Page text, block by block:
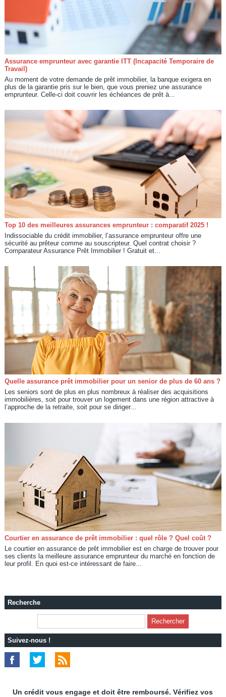
Assurance emprunteur avec garantie ITT (Incapacité Temporaire de
Travail)
Au moment de votre demande de prêt immobilier, la banque exigera en
plus de la garantie pris sur le bien, que vous preniez une assurance
emprunteur. Celle-ci doit couvrir les échéances de prêt à...
Top 10 des meilleures assurances emprunteur : comparatif 2025 !
Indissociable du crédit immobilier, l’assurance emprunteur offre une
sécurité au prêteur comme au souscripteur. Quel contrat choisir ?
Comparateur Assurance Prêt Immobilier ! Gratuit et...
Quelle assurance prêt immobilier pour un senior de plus de 60 ans ?
Les seniors sont de plus en plus nombreux à réaliser des acquisitions
immobilières, soit pour trouver un logement dans une région attractive à
l’approche de la retraite, soit pour se diriger...
Courtier en assurance de prêt immobilier : quel rôle ? Quel coût ?
Le courtier en assurance de prêt immobilier est en charge de trouver pour
ses clients la meilleure assurance emprunteur du marché en fonction de
leur profil. En quoi est-ce intéressant de faire...
Recherche
Suivez-nous !
Un crédit vous engage et doit être remboursé. Vérifiez vos